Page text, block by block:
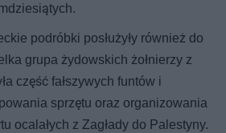
podróbki posłużyły również do
grupa żydowskich żołnierzy z
część fałszywych funtów i
sprzętu oraz organizowania
ocalałych z Zagłady do Palestyny.